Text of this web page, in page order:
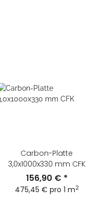
Carbon-Platte
3,0x1000x330 mm CFK
156,90 € *
475,45 € pro 1 m2